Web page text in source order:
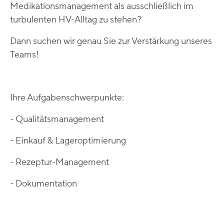
Medikationsmanagement als ausschließlich im
turbulenten HV-Alltag zu stehen?
Dann suchen wir genau Sie zur Verstärkung unseres
Teams!
Ihre Aufgabenschwerpunkte:
- Qualitätsmanagement
- Einkauf & Lageroptimierung
- Rezeptur-Management
- Dokumentation